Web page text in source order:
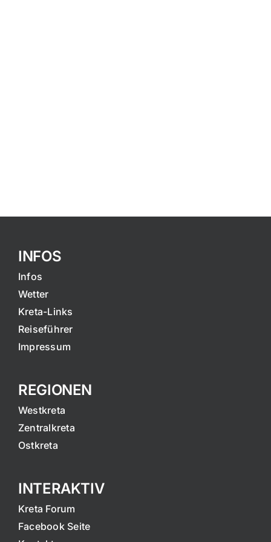
INFOS
Infos
Wetter
Kreta-Links
Reiseführer
Impressum
REGIONEN
Westkreta
Zentralkreta
Ostkreta
INTERAKTIV
Kreta Forum
Facebook Seite